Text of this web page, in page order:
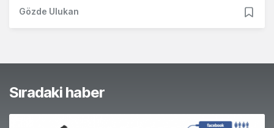
Gözde Ulukan
Sıradaki haber